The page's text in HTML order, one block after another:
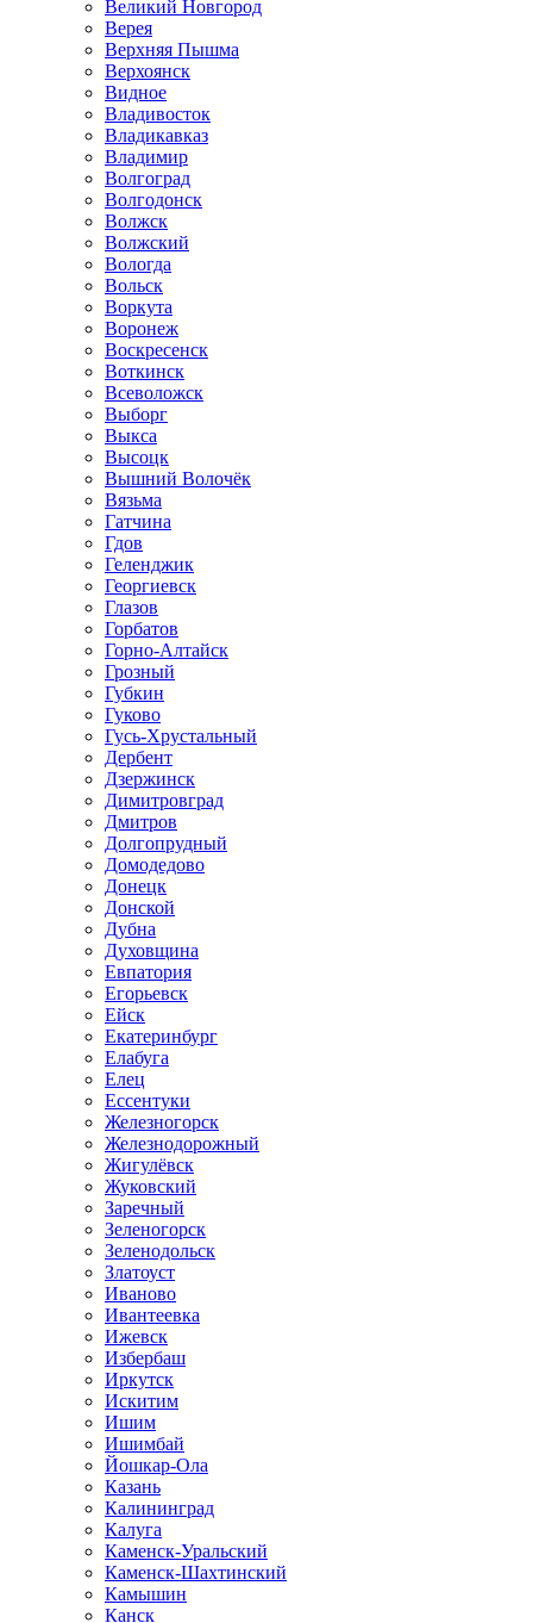
Великий Новгород
Верея
Верхняя Пышма
Верхоянск
Видное
Владивосток
Владикавказ
Владимир
Волгоград
Волгодонск
Волжск
Волжский
Вологда
Вольск
Воркута
Воронеж
Воскресенск
Воткинск
Всеволожск
Выборг
Выкса
Высоцк
Вышний Волочёк
Вязьма
Гатчина
Гдов
Геленджик
Георгиевск
Глазов
Горбатов
Горно-Алтайск
Грозный
Губкин
Гуково
Гусь-Хрустальный
Дербент
Дзержинск
Димитровград
Дмитров
Долгопрудный
Домодедово
Донецк
Донской
Дубна
Духовщина
Евпатория
Егорьевск
Ейск
Екатеринбург
Елабуга
Елец
Ессентуки
Железногорск
Железнодорожный
Жигулёвск
Жуковский
Заречный
Зеленогорск
Зеленодольск
Златоуст
Иваново
Ивантеевка
Ижевск
Избербаш
Иркутск
Искитим
Ишим
Ишимбай
Йошкар-Ола
Казань
Калининград
Калуга
Каменск-Уральский
Каменск-Шахтинский
Камышин
Канск